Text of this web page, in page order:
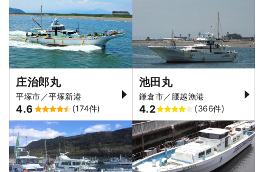
庄治郎丸
平塚市／平塚新港
4.6 (174件)
池田丸
鎌倉市／腰越漁港
4.2 (366件)